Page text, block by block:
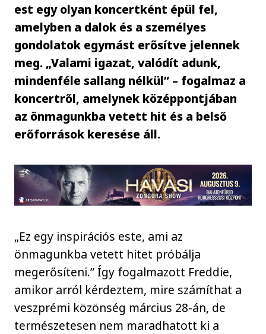
est egy olyan koncertként épül fel,
amelyben a dalok és a személyes
gondolatok egymást erősítve jelennek
meg. „Valami igazat, valódít adunk,
mindenféle sallang nélkül” – fogalmaz a
koncertről, amelynek középpontjában
az önmagunkba vetett hit és a belső
erőforrások keresése áll.
„Ez egy inspirációs este, ami az
önmagunkba vetett hitet próbálja
megerősíteni.” Így fogalmazott Freddie,
amikor arról kérdeztem, mire számíthat a
veszprémi közönség március 28-án, de
természetesen nem maradhatott ki a